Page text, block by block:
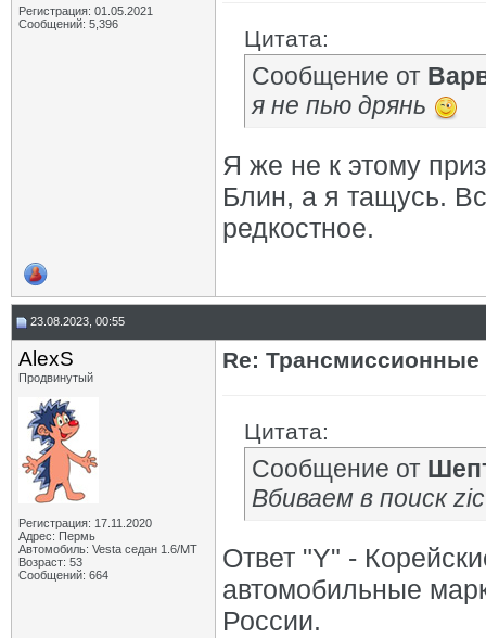
Регистрация: 01.05.2021
Сообщений: 5,396
Цитата:
Сообщение от
я не пью дрянь
Я же не к этому
Блин, а я тащусь.
редкостное.
23.08.2023, 00:55
AlexS
Продвинутый
Регистрация: 17.11.2020
Адрес: Пермь
Автомобиль: Vesta седан 1.6/МТ
Возраст: 53
Сообщений: 664
Re:
Цитата:
Сообщение от
Вбиваем в поиск
Ответ "Y" -
автомобильные
России.